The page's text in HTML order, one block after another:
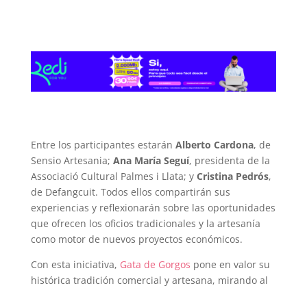
Entre los participantes estarán Alberto Cardona, de
Sensio Artesania; Ana María Seguí, presidenta de la
Associació Cultural Palmes i Llata; y Cristina Pedrós,
de Defangcuit. Todos ellos compartirán sus
experiencias y reflexionarán sobre las oportunidades
que ofrecen los oficios tradicionales y la artesanía
como motor de nuevos proyectos económicos.
Con esta iniciativa, Gata de Gorgos pone en valor su
histórica tradición comercial y artesana, mirando al